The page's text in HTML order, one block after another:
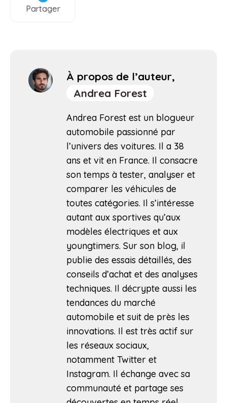
Partager
À propos de l’auteur,
Andrea Forest
Andrea Forest est un blogueur
automobile passionné par
l’univers des voitures. Il a 38
ans et vit en France. Il consacre
son temps à tester, analyser et
comparer les véhicules de
toutes catégories. Il s’intéresse
autant aux sportives qu’aux
modèles électriques et aux
youngtimers. Sur son blog, il
publie des essais détaillés, des
conseils d’achat et des analyses
techniques. Il décrypte aussi les
tendances du marché
automobile et suit de près les
innovations. Il est très actif sur
les réseaux sociaux,
notamment Twitter et
Instagram. Il échange avec sa
communauté et partage ses